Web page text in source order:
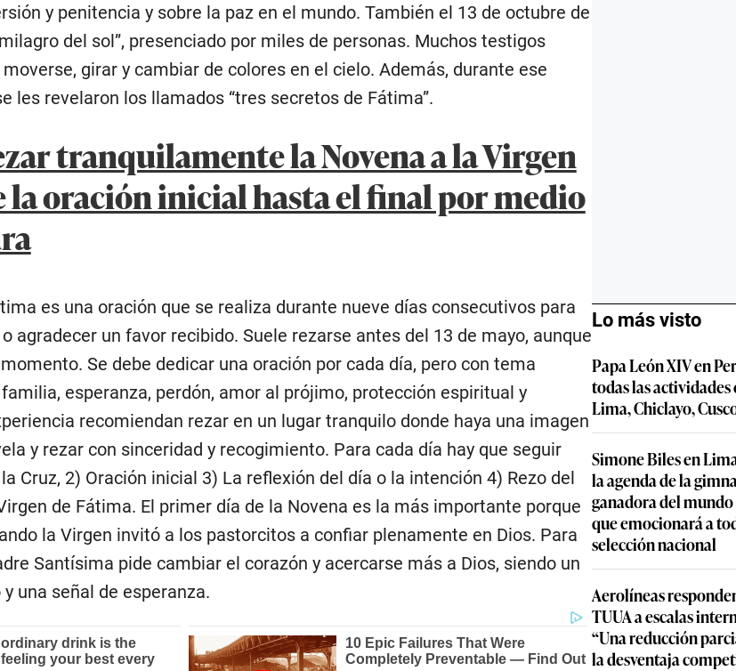
y penitencia y sobre la paz en el mundo. También el 13 de octubre de
del sol”, presenciado por miles de personas. Muchos testigos
girar y cambiar de colores en el cielo. Además, durante ese
les revelaron los llamados “tres secretos de Fátima”.
tranquilamente la Novena a la Virgen
la oración inicial hasta el final por medio
es una oración que se realiza durante nueve días consecutivos para
agradecer un favor recibido. Suele rezarse antes del 13 de mayo, aunque
Se debe dedicar una oración por cada día, pero con tema
esperanza, perdón, amor al prójimo, protección espiritual y
recomiendan rezar en un lugar tranquilo donde haya una imagen
y rezar con sinceridad y recogimiento. Para cada día hay que seguir
Cruz, 2) Oración inicial 3) La reflexión del día o la intención 4) Rezo del
de Fátima. El primer día de la Novena es la más importante porque
la Virgen invitó a los pastorcitos a confiar plenamente en Dios. Para
Santísima pide cambiar el corazón y acercarse más a Dios, siendo un
una señal de esperanza.
Lo más visto
Papa León XIV en
todas las
Lima, Chiclayo,
Simone Biles en
la agenda de la
ganadora del
que emocionará a
selección nacional
Aerolíneas
TUUA a escalas
“Una reducción
la desventaja